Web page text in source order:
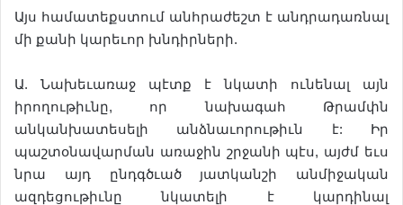
Այս համատեքստում անհրաժեշտ է անդրադառնալ
մի քանի կարեւոր խնդիրների.
Ա. Նախեւառաջ պէտք է նկատի ունենալ այն
իրողութիւնը, որ նախագահ Թրամփն
անկանխատեսելի անձնաւորութիւն է: Իր
պաշտօնավարման առաջին շրջանի պէս, այժմ եւս
նրա այդ ընդգծւած յատկանշի անմիջական
ազդեցութիւնը նկատելի է կարդինալ